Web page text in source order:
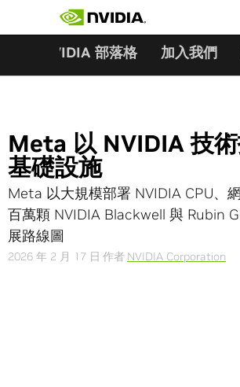
NVIDIA 部落格 加入我們
Meta 以 NVIDIA 技
基礎設施
Meta 以大規模部署 NVIDIA CPU、
百萬顆 NVIDIA Blackwell 與 Rubin
展路線圖
2026 年 2 月 17 日 作者 NVIDIA Corporation